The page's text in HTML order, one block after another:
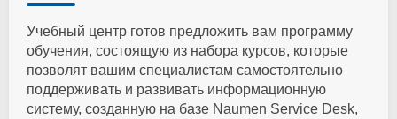
Учебный центр готов предложить вам программу
обучения, состоящую из набора курсов, которые
позволят вашим специалистам самостоятельно
поддерживать и развивать информационную
систему, созданную на базе Naumen Service Desk,